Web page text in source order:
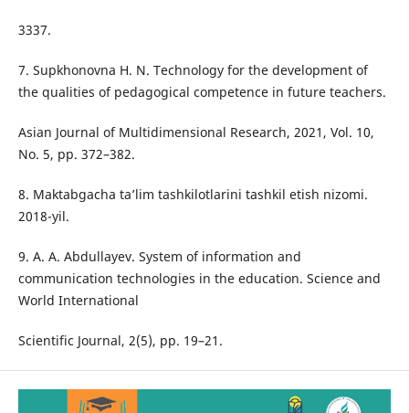
3337.
7. Supkhonovna H. N. Technology for the development of
the qualities of pedagogical competence in future teachers.
Asian Journal of Multidimensional Research, 2021, Vol. 10,
No. 5, pp. 372–382.
8. Maktabgacha ta’lim tashkilotlarini tashkil etish nizomi.
2018-yil.
9. A. A. Abdullayev. System of information and
communication technologies in the education. Science and
World International
Scientific Journal, 2(5), pp. 19–21.